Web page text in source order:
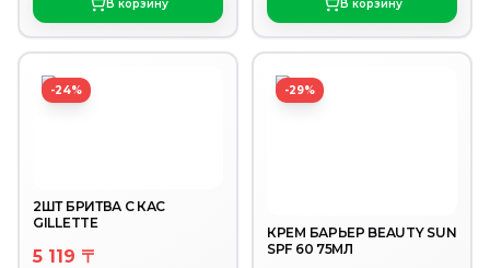
В корзину В корзину
-24%
2ШТ БРИТВА С КАС
GILLETTE
5 119 〒
-29%
КРЕМ БАРЬЕР BEAUTY SUN
SPF 60 75МЛ